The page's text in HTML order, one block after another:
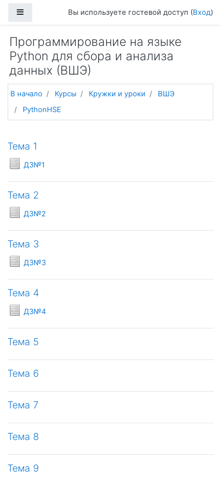
Боковая панельВы используете гостевой доступ (Вход)
Программирование на языке
Python для сбора и анализа
данных (ВШЭ)
В начало Курсы Кружки и уроки
ВШЭ
PythonHSE
Тематический план
Тема 1
ДЗ№1
Условия задач
Тема 2
ДЗ№2
Условия задач
Тема 3
ДЗ№3
Условия задач
Тема 4
ДЗ№4
Условия задач
Тема 5
Тема 6
Тема 7
Тема 8
Тема 9